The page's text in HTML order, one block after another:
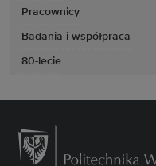
Pracownicy
Badania i współpraca
80-lecie